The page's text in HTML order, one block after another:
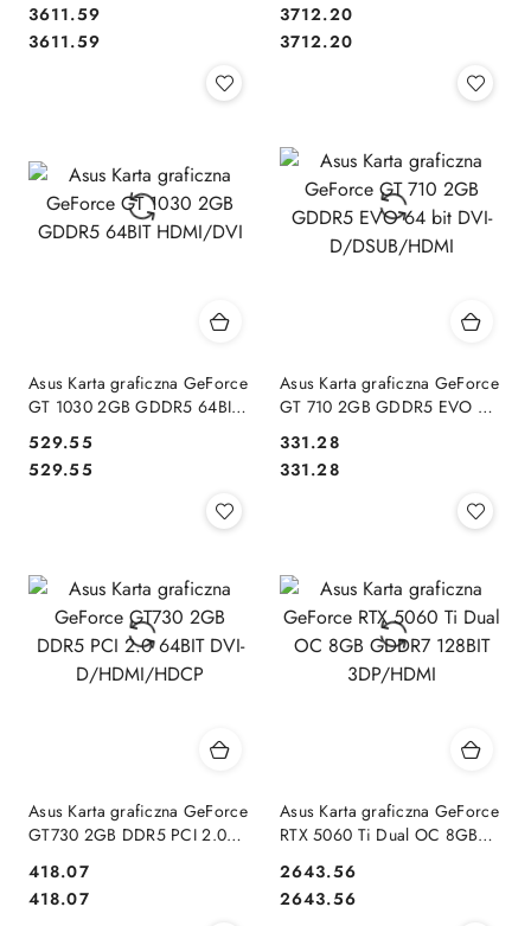
Cena:
3611.59
Cena:
3611.59 Cena:
3712.20
Cena:
3712.20
Asus Karta graficzna GeForce
GT 1030 2GB GDDR5 64BIT
Cena:
529.55
Cena:
529.55
Asus Karta graficzna GeForce
GT 710 2GB GDDR5 EVO 64
Cena:
331.28
Cena:
331.28
Asus Karta graficzna GeForce
GT730 2GB DDR5 PCI 2.0
Cena:
418.07
Cena:
418.07
Asus Karta graficzna GeForce
RTX 5060 Ti Dual OC 8GB
Cena:
2643.56
Cena:
2643.56